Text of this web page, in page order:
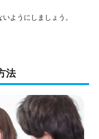
ようにしましょう。
法